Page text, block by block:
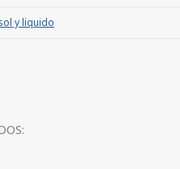
y liquido